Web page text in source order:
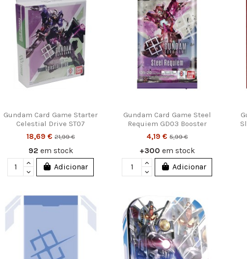
Gundam Card Game Starter
Celestial Drive ST07
18,69 €21,99 €
92 em stock
Adicionar
Gundam Card Game Steel
Requiem GD03 Booster
4,19 €5,99 €
+300 em stock
Adicionar